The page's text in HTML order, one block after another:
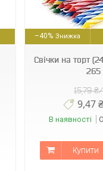
–40%
Свічки на торт
265
15,79
9,47
В наявності
Купити
111562